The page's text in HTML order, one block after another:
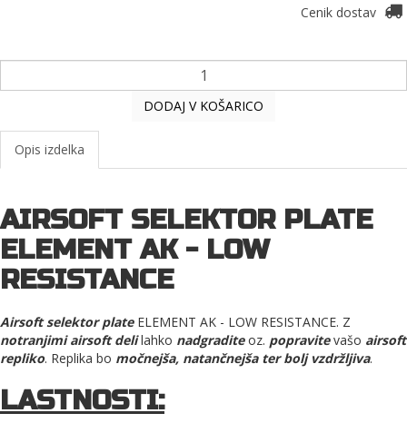
Cenik dostav
DODAJ V KOŠARICO
Opis izdelka
AIRSOFT SELEKTOR PLATE
ELEMENT AK - LOW
RESISTANCE
Airsoft selektor plate ELEMENT AK - LOW RESISTANCE. Z
notranjimi airsoft delilahko nadgraditeoz. popravitevašo airsoft
repliko. Replika bo močnejša, natančnejša ter bolj vzdržljiva.
LASTNOSTI: